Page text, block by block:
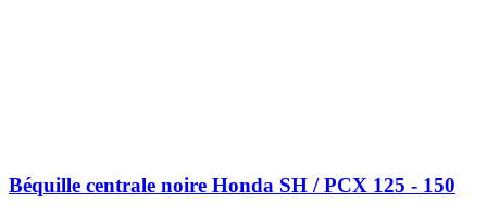
Béquille centrale noire Honda SH / PCX 125 - 150